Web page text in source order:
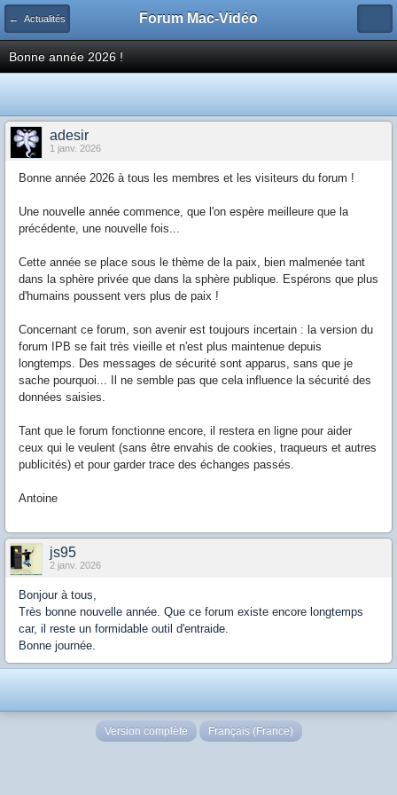
← Actualités Forum Mac-Vidéo
Bonne année 2026 !
adesir
1 janv. 2026
Bonne année 2026 à tous les membres et les visiteurs du forum !
Une nouvelle année commence, que l'on espère meilleure que la
précédente, une nouvelle fois...
Cette année se place sous le thème de la paix, bien malmenée tant
dans la sphère privée que dans la sphère publique. Espérons que plus
d'humains poussent vers plus de paix !
Concernant ce forum, son avenir est toujours incertain : la version du
forum IPB se fait très vieille et n'est plus maintenue depuis
longtemps. Des messages de sécurité sont apparus, sans que je
sache pourquoi... Il ne semble pas que cela influence la sécurité des
données saisies.
Tant que le forum fonctionne encore, il restera en ligne pour aider
ceux qui le veulent (sans être envahis de cookies, traqueurs et autres
publicités) et pour garder trace des échanges passés.
Antoine
js95
2 janv. 2026
Bonjour à tous,
Très bonne nouvelle année. Que ce forum existe encore longtemps
car, il reste un formidable outil d'entraide.
Bonne journée.
Version complète Français (France)